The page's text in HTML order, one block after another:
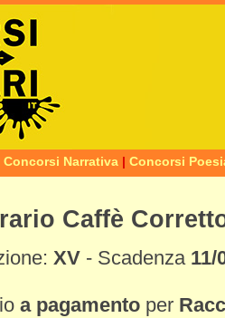
Concorsi Narrativa | Concorsi
Caffè
XV - Scadenza 11/
a pagamento per